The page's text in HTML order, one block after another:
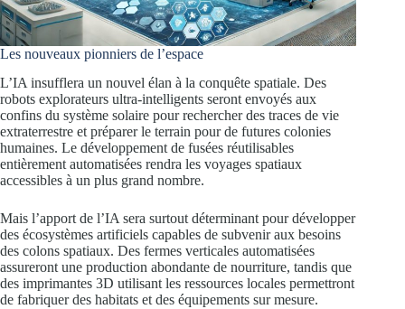
Les nouveaux pionniers de l’espace
L’IA insufflera un nouvel élan à la conquête spatiale. Des
robots explorateurs ultra-intelligents seront envoyés aux
confins du système solaire pour rechercher des traces de vie
extraterrestre et préparer le terrain pour de futures colonies
humaines. Le développement de fusées réutilisables
entièrement automatisées rendra les voyages spatiaux
accessibles à un plus grand nombre.
Mais l’apport de l’IA sera surtout déterminant pour développer
des écosystèmes artificiels capables de subvenir aux besoins
des colons spatiaux. Des fermes verticales automatisées
assureront une production abondante de nourriture, tandis que
des imprimantes 3D utilisant les ressources locales permettront
de fabriquer des habitats et des équipements sur mesure.